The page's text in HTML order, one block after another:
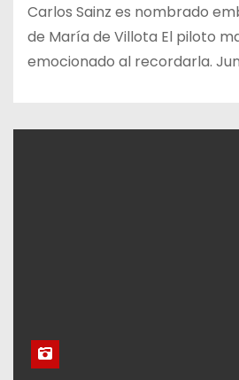
Carlos Sainz es nombrado
de María de Villota El piloto
emocionado al recordarla.